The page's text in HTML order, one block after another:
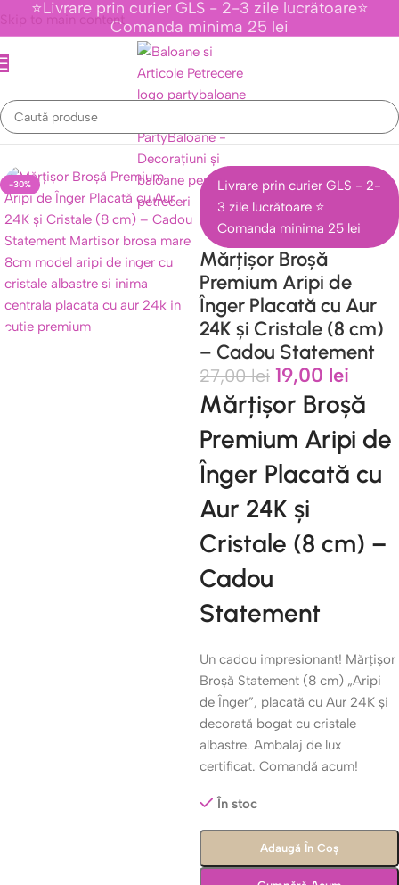
Skip to main content
⭐Livrare prin curier GLS - 2-3 zile lucrătoare⭐
Comanda minima 25 lei
Placate cu Aur 24K - Cadouri Elegante 1 Martie - Party Baloane
-30%
Livrare prin curier GLS - 2-
3 zile lucrătoare ⭐
Comanda minima 25 lei
Mărțișor Broșă
Premium Aripi de
Înger Placată cu Aur
24K și Cristale (8 cm)
– Cadou Statement
27,00lei 19,00 lei
Mărțișor Broșă
Premium Aripi de
Înger Placată cu
Aur 24K și
Cristale (8 cm) –
Cadou
Statement
Un cadou impresionant! Mărțișor
Broșă Statement (8 cm) „Aripi
de Înger”, placată cu Aur 24K și
decorată bogat cu cristale
albastre. Ambalaj de lux
certificat. Comandă acum!
În stoc
Adaugă În Coș